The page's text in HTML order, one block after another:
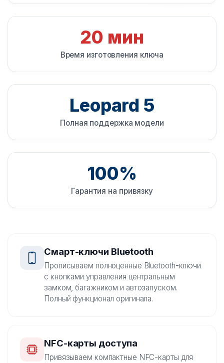
20 мин
Время изготовления ключа
Leopard 5
Полная поддержка модели
100%
Гарантия на привязку
Смарт-ключи Bluetooth
Прописываем полноценные Bluetooth-ключи
с кнопками управления центральным
замком, багажником и автозапуском.
Полный функционал оригинала.
NFC-карты доступа
Привязываем компактные NFC-карты для